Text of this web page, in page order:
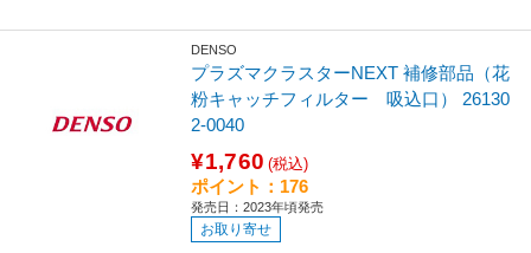
DENSO
プラズマクラスターNEXT 補修部品（花
粉キャッチフィルター 吸込口） 26130
2-0040
¥1,760 (税込)
ポイント：176
発売日：2023年頃発売
お取り寄せ